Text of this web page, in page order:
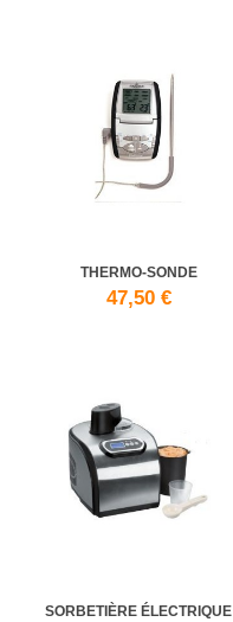
THERMO-SONDE
47,50 €
SORBETIÈRE ÉLECTRIQUE